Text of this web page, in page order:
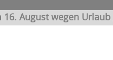
16. August wegen